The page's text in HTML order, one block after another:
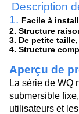
Description
1. Facile à
2. Structure
3. De petite
4. Structure
Aperçu de
La série de WQ
submersible
utilisateurs et